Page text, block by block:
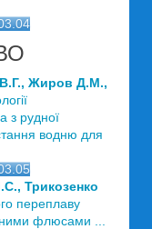
Жиров Д.М.,
з рудної
водню для
Трикозенко
переплаву
флюсами ...